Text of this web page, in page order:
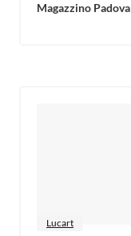
Magazzino Padova
Lucart